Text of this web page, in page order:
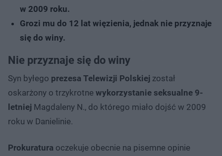
w 2009 roku.
Grozi mu do 12 lat więzienia, jednak nie przyznaje
się do winy.
Nie przyznaje się do winy
Syn byłego prezesa Telewizji Polskiej został
oskarżony o trzykrotne wykorzystanie seksualne 9-
letniej Magdaleny N., do którego miało dojść w 2009
roku w Danielinie.
Prokuratura oczekuje obecnie na pisemne opinie